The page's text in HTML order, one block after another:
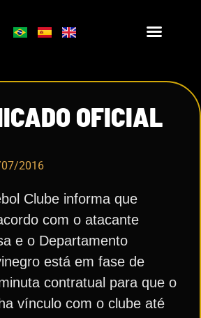
OFICIAL
2016
Clube informa que
com o atacante
e o Departamento
está em fase de
contratual para que o
vínculo com o clube até